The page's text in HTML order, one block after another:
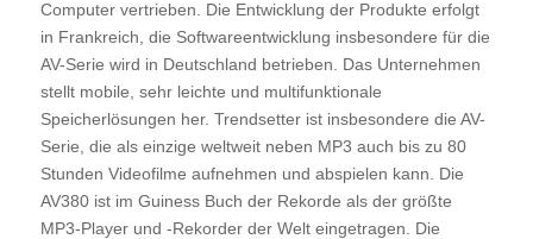
Computer vertrieben. Die Entwicklung der Produkte erfolgt
in Frankreich, die Softwareentwicklung insbesondere für die
AV-Serie wird in Deutschland betrieben. Das Unternehmen
stellt mobile, sehr leichte und multifunktionale
Speicherlösungen her. Trendsetter ist insbesondere die AV-
Serie, die als einzige weltweit neben MP3 auch bis zu 80
Stunden Videofilme aufnehmen und abspielen kann. Die
AV380 ist im Guiness Buch der Rekorde als der größte
MP3-Player und -Rekorder der Welt eingetragen. Die